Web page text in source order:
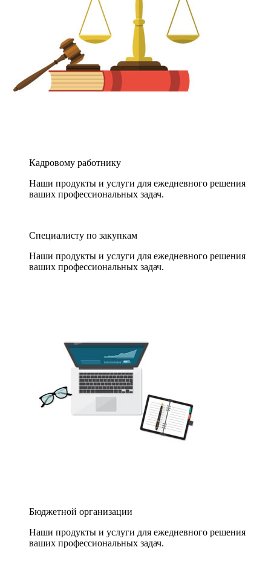
Кадровому работнику
Наши продукты и услуги для ежедневного решения
ваших профессиональных задач.
Специалисту по закупкам
Наши продукты и услуги для ежедневного решения
ваших профессиональных задач.
Бюджетной организации
Наши продукты и услуги для ежедневного решения
ваших профессиональных задач.